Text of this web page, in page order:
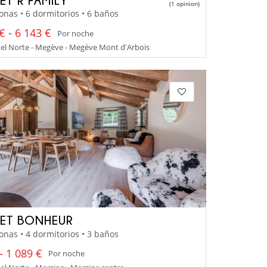
(1 opinion)
• 6 dormitorios • 6 baños
- 6 143 €
Por noche
Norte - Megève - Megève Mont d'Arbois
BONHEUR
• 4 dormitorios • 3 baños
1 089 €
Por noche